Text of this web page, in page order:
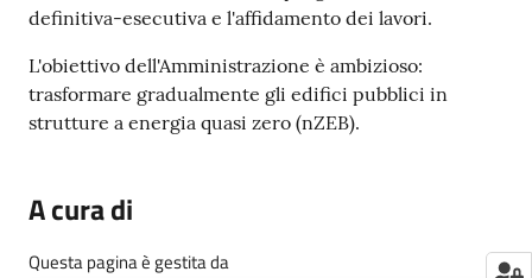
definitiva-esecutiva e l'affidamento dei lavori.
L'obiettivo dell'Amministrazione è ambizioso:
trasformare gradualmente gli edifici pubblici in
strutture a energia quasi zero (nZEB).
A cura di
Questa pagina è gestita da